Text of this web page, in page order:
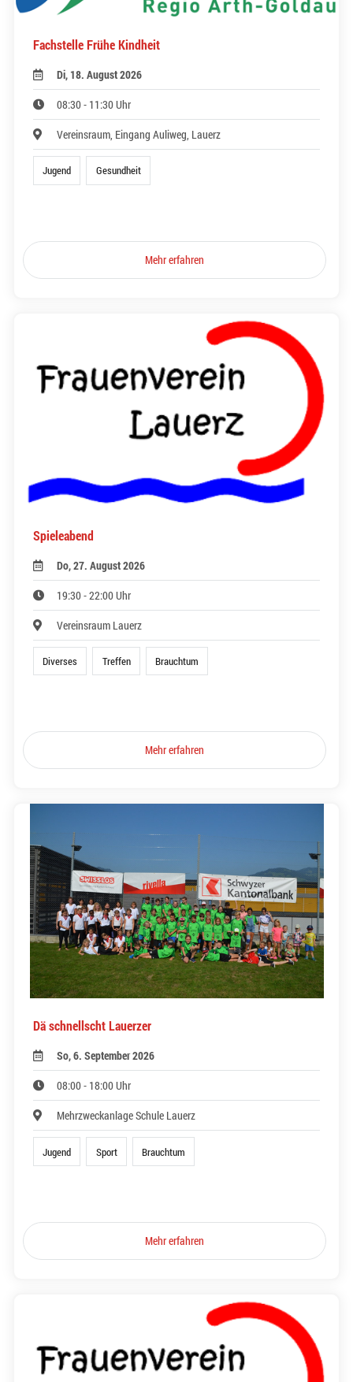
Fachstelle Frühe Kindheit
Di, 18. August 2026
08:30 - 11:30 Uhr
Vereinsraum, Eingang Auliweg, Lauerz
Jugend Gesundheit
Mehr erfahren
Spieleabend
Do, 27. August 2026
19:30 - 22:00 Uhr
Vereinsraum Lauerz
Diverses Treffen Brauchtum
Mehr erfahren
Dä schnellscht Lauerzer
So, 6. September 2026
08:00 - 18:00 Uhr
Mehrzweckanlage Schule Lauerz
Jugend Sport Brauchtum
Mehr erfahren